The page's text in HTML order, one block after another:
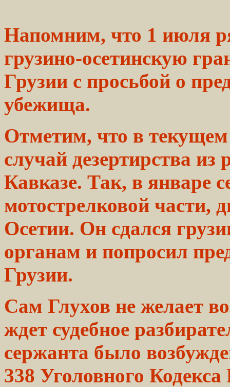
Напомним, что 1 июля
грузино-осетинскую
Грузии с просьбой о
убежища.
Отметим, что в текущем
случай дезертирства из
Кавказе. Так, в январе
мотострелковой части,
Осетии. Он сдался
органам и попросил
Грузии.
Сам Глухов не желает
ждет судебное
сержанта было
338 Уголовного Кодекса